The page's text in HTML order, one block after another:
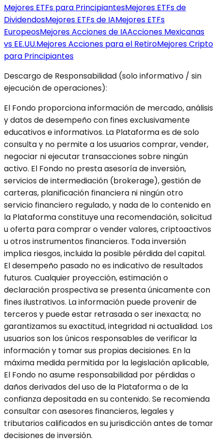
Mejores ETFs para PrincipiantesMejores ETFs de
DividendosMejores ETFs de IAMejores ETFs
EuropeosMejores Acciones de IAAcciones Mexicanas
vs EE.UU.Mejores Acciones para el RetiroMejores Cripto
para Principiantes
Descargo de Responsabilidad (solo informativo / sin
ejecución de operaciones):
El Fondo proporciona información de mercado, análisis
y datos de desempeño con fines exclusivamente
educativos e informativos. La Plataforma es de solo
consulta y no permite a los usuarios comprar, vender,
negociar ni ejecutar transacciones sobre ningún
activo. El Fondo no presta asesoría de inversión,
servicios de intermediación (brokerage), gestión de
carteras, planificación financiera ni ningún otro
servicio financiero regulado, y nada de lo contenido en
la Plataforma constituye una recomendación, solicitud
u oferta para comprar o vender valores, criptoactivos
u otros instrumentos financieros. Toda inversión
implica riesgos, incluida la posible pérdida del capital.
El desempeño pasado no es indicativo de resultados
futuros. Cualquier proyección, estimación o
declaración prospectiva se presenta únicamente con
fines ilustrativos. La información puede provenir de
terceros y puede estar retrasada o ser inexacta; no
garantizamos su exactitud, integridad ni actualidad. Los
usuarios son los únicos responsables de verificar la
información y tomar sus propias decisiones. En la
máxima medida permitida por la legislación aplicable,
El Fondo no asume responsabilidad por pérdidas o
daños derivados del uso de la Plataforma o de la
confianza depositada en su contenido. Se recomienda
consultar con asesores financieros, legales y
tributarios calificados en su jurisdicción antes de tomar
decisiones de inversión.